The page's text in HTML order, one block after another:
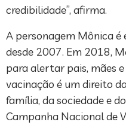
credibilidade”, afirma.
A personagem Mônica é
desde 2007. Em 2018,
para alertar pais, mães
vacinação é um direito
família, da sociedade e
Campanha Nacional de